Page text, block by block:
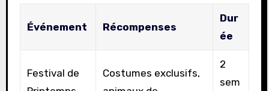
Événement Récompenses
Dur
ée
Festival de
Costumes exclusifs,
2
sem